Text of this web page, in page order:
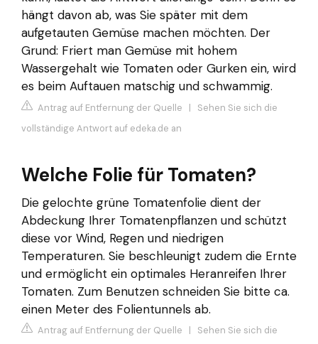
hängt davon ab, was Sie später mit dem
aufgetauten Gemüse machen möchten. Der
Grund: Friert man Gemüse mit hohem
Wassergehalt wie Tomaten oder Gurken ein, wird
es beim Auftauen matschig und schwammig.
Antrag auf Entfernung der Quelle | Sehen Sie sich die
vollständige Antwort auf edeka.de an
Welche Folie für Tomaten?
Die gelochte grüne Tomatenfolie dient der
Abdeckung Ihrer Tomatenpflanzen und schützt
diese vor Wind, Regen und niedrigen
Temperaturen. Sie beschleunigt zudem die Ernte
und ermöglicht ein optimales Heranreifen Ihrer
Tomaten. Zum Benutzen schneiden Sie bitte ca.
einen Meter des Folientunnels ab.
Antrag auf Entfernung der Quelle | Sehen Sie sich die